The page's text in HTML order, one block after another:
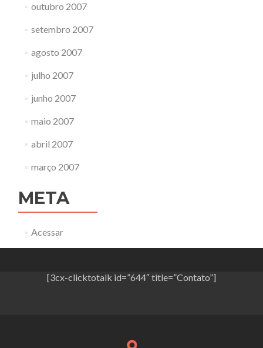
outubro 2007
setembro 2007
agosto 2007
julho 2007
junho 2007
maio 2007
abril 2007
março 2007
META
Acessar
[3cx-clicktotalk id=”644″ title=”Contato”]